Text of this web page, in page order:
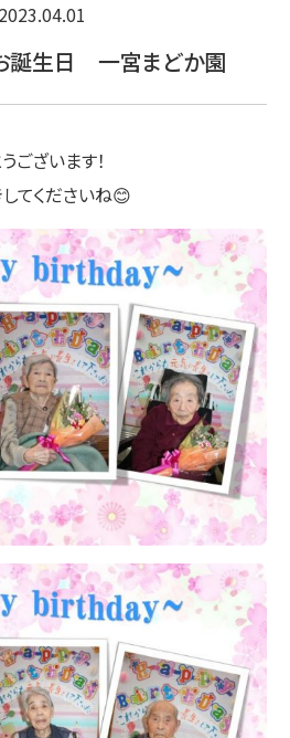
2023.04.01
誕生日 一宮まどか園
ございます！
てくださいね😊